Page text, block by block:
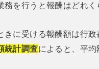
を行うと報酬はどれく
に受ける報酬額は行政
統計調査によると、平均